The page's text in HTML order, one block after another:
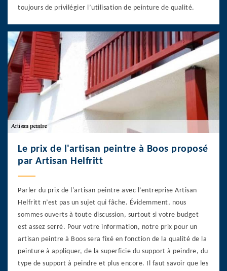
toujours de privilégier l’utilisation de peinture de qualité.
Le prix de l'artisan peintre à Boos proposé
par Artisan Helfritt
Parler du prix de l'artisan peintre avec l’entreprise Artisan
Helfritt n’est pas un sujet qui fâche. Évidemment, nous
sommes ouverts à toute discussion, surtout si votre budget
est assez serré. Pour votre information, notre prix pour un
artisan peintre à Boos sera fixé en fonction de la qualité de la
peinture à appliquer, de la superficie du support à peindre, du
type de support à peindre et plus encore. Il faut savoir que les